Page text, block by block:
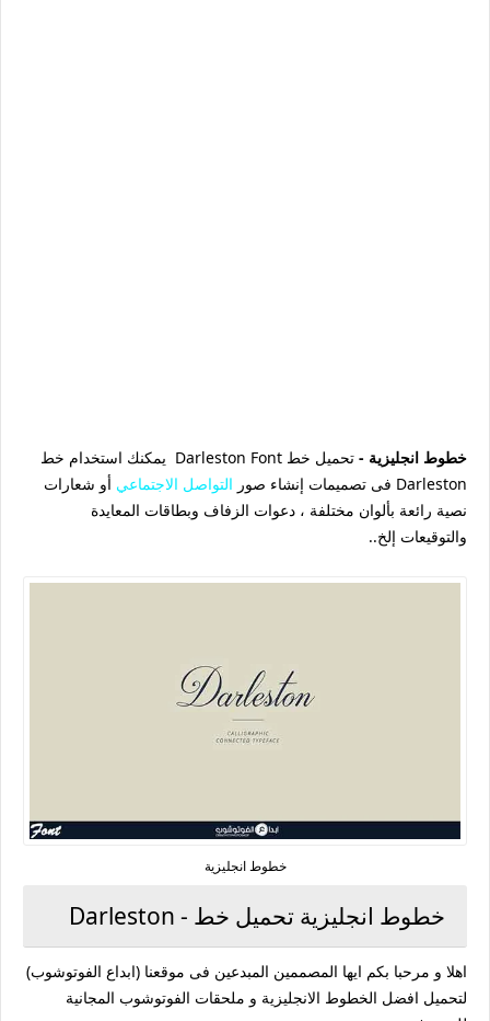
خطوط انجليزية -
تحميل خط Darleston Font يمكنك استخدام خط
Darleston فى تصميمات إنشاء صور
التواصل الاجتماعي أو شعارات
نصية رائعة بألوان مختلفة ، دعوات الزفاف وبطاقات المعايدة
والتوقيعات إلخ..
خطوط انجليزية
خطوط انجليزية تحميل خط - Darleston
اهلا و مرحبا بكم ايها المصممين المبدعين فى موقعنا (ابداع الفوتوشوب)
لتحميل افضل الخطوط الانجليزية و ملحقات الفوتوشوب المجانية